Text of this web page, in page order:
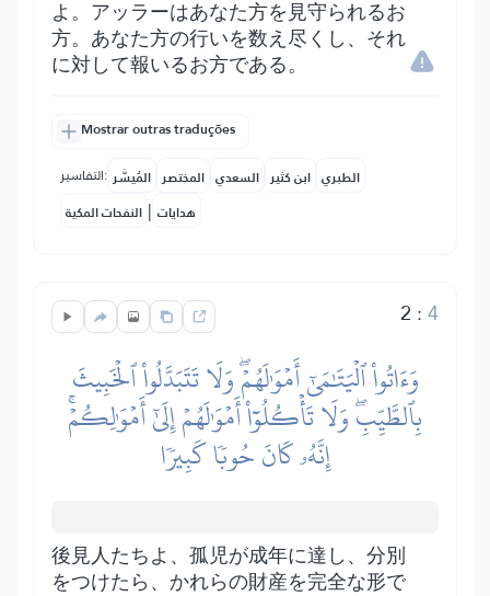
よ。アッラーはあなた方を見守られるお
方。あなた方の行いを数え尽くし、それ
に対して報いるお方である。
Mostrar outras traduções
التفاسير: المُيسَّر المختصر السعدي ابن كثير الطبري
النفحات المكية | هدايات
2 :4
وَءَاتُواْ ٱلۡيَتَٰمَىٰٓ أَمۡوَٰلَهُمۡۖ وَلَا تَتَبَدَّلُواْ ٱلۡخَبِيثَ
بِٱلطَّيِّبِۖ وَلَا تَأۡكُلُوٓاْ أَمۡوَٰلَهُمۡ إِلَىٰٓ أَمۡوَٰلِكُمۡۚ
إِنَّهُۥ كَانَ حُوبٗا كَبِيرٗا
後見人たちよ、孤児が成年に達し、分別
をつけたら、かれらの財産を完全な形で